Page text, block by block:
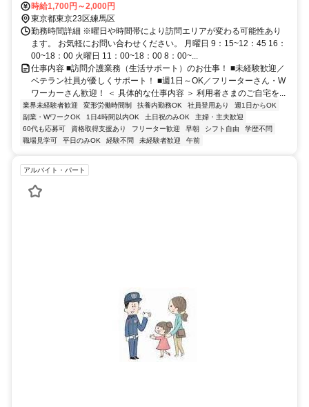
練馬駅
時給1,700円～2,000円
東京都東京23区練馬区
勤務時間詳細 ※曜日や時間帯により訪問エリアが変わる可能性あり
ます。 お気軽にお問い合わせください。 月曜日 9：15~12：45 16：
00~18：00 火曜日 11：00~18：00 8：00~...
仕事内容 ■訪問介護業務（生活サポート）のお仕事！ ■未経験歓迎／
ベテラン社員が優しくサポート！ ■週1日～OK／フリーターさん・W
ワーカーさん歓迎！ ＜ 具体的な仕事内容 ＞ 利用者さまのご自宅を...
業界未経験者歓迎 変形労働時間制 扶養内勤務OK 社員登用あり
週1日からOK
副業・WワークOK
1日4時間以内OK 土日祝のみOK
主婦・主夫歓迎
60代も応募可
資格取得支援あり フリーター歓迎 早朝 シフト自由
学歴不問
職場見学可
平日のみOK 経験不問 未経験者歓迎 午前
アルバイト・パート